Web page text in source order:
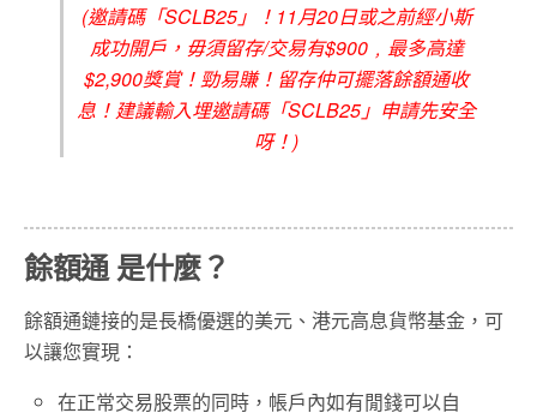
(邀請碼「SCLB25」！11月20日或之前經小斯
成功開戶，毋須留存/交易有$900﹐最多高達
$2,900獎賞！勁易賺！留存仲可擺落餘額通收
息！建議輸入埋邀請碼「SCLB25」申請先安全
呀！)
餘額通 是什麼？
餘額通鏈接的是長橋優選的美元、港元高息貨幣基金，可
以讓您實現：
在正常交易股票的同時，帳戶內如有閒錢可以自